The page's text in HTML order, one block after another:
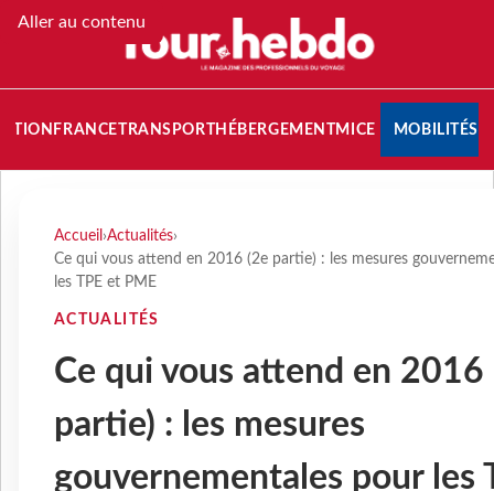
Aller au contenu
FRANCETRANSPORT HÉBERGEMENTMICE MOBILITÉS
Accueil ›Actualités›
Ce qui vous attend en 2016 (2e partie) : les mesures
les TPE et PME
ACTUALITÉS
Ce qui vous attend en 2016
partie) : les mesures
gouvernementales pour les